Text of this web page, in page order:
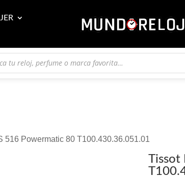
516 Powermatic 80 T100.430.36.051.01
Tissot